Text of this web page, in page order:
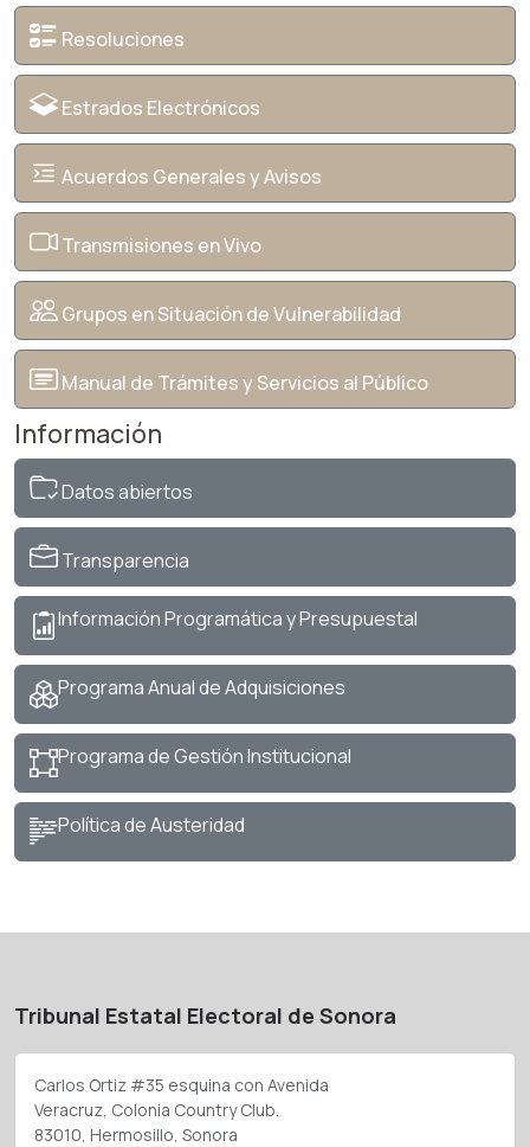
Resoluciones
Estrados Electrónicos
Acuerdos Generales y Avisos
Transmisiones en Vivo
Grupos en Situación de Vulnerabilidad
Manual de Trámites y Servicios al Público
Información
Datos abiertos
Transparencia
Información Programática y Presupuestal
Programa Anual de Adquisiciones
Programa de Gestión Institucional
Política de Austeridad
Tribunal Estatal Electoral de Sonora
Carlos Ortiz #35 esquina con Avenida
Veracruz, Colonia Country Club.
83010, Hermosillo, Sonora